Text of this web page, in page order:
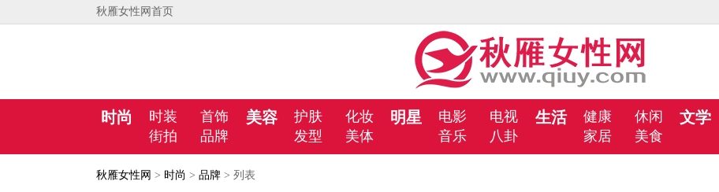
秋雁女性网首页
时尚 时装
首饰
街拍
品牌
美容 护肤
化妆
发型
美体
明星 电影
电视
音乐
八卦
生活 健康
休闲
家居
美食
文学
秋雁女性网 > 时尚 > 品牌 > 列表